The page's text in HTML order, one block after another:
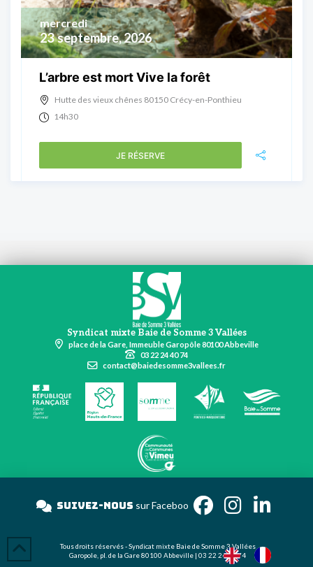
23 septembre, 2026
mercredi
L’arbre est mort Vive la forêt
Hutte des vieux chênes 80150 Crécy-en-Ponthieu
14h30
JE RÉSERVE
Syndicat mixte Baie de Somme 3 Vallées
place de la Gare, Immeuble Garopôle 80100 Abbeville
03 22 24 40 74
contact@baiedesomme3vallees.fr
Suivez-noussur Face
Tous droits réservés - Syndicat mixte Baie de Somme 3 Vallées
Garopole, pl. de la Gare 80100 Abbeville | 03 22 24 40 74